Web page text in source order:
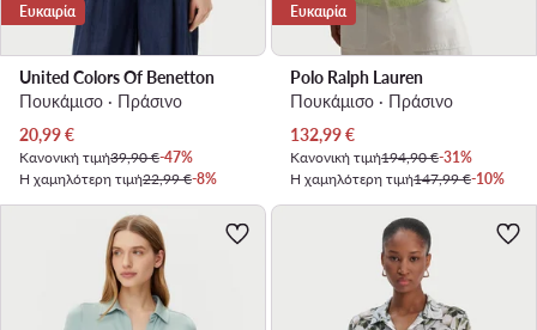
Ευκαιρία
United Colors Of Benetton
Πουκάμισο · Πράσινο
Τρέχουσα τιμή
20,99€
Κανονική τιμή39,90 €-47%
Η χαμηλότερη τιμή22,99 €-8%
Ευκαιρία
Polo Ralph Lauren
Πουκάμισο · Πράσινο
Τρέχουσα τιμή
132,99€
Κανονική τιμή194,90 €-31%
Η χαμηλότερη τιμή147,99 €-10%